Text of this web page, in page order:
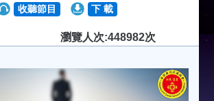
收聽節目 下 載
瀏覽人次:448982次